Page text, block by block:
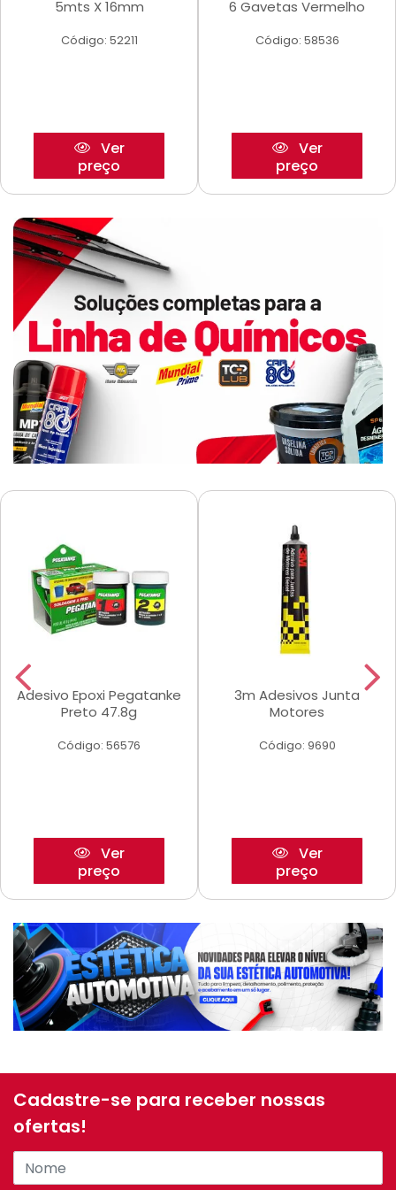
5mts X 16mm
Código: 52211
Ver
preço
6 Gavetas Vermelho
Código: 58536
Ver
preço
Adesivo Epoxi Pegatanke
Preto 47.8g
Código: 56576
Ver
preço
3m Adesivos Junta
Motores
Código: 9690
Ver
preço
Cadastre-se para receber nossas
ofertas!